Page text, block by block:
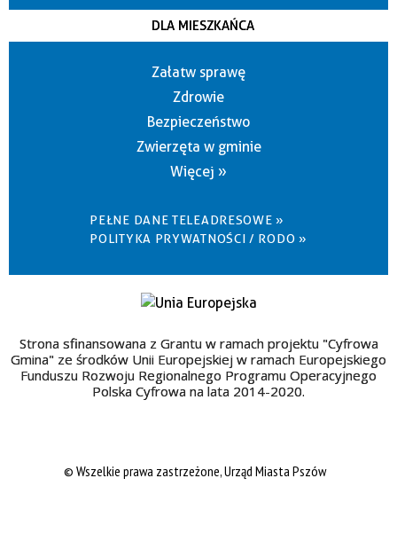
DLA MIESZKAŃCA
Załatw sprawę
Zdrowie
Bezpieczeństwo
Zwierzęta w gminie
Więcej »
PEŁNE DANE TELEADRESOWE »
POLITYKA PRYWATNOŚCI / RODO »
Strona sfinansowana z Grantu w ramach projektu "Cyfrowa
Gmina" ze środków Unii Europejskiej w ramach Europejskiego
Funduszu Rozwoju Regionalnego Programu Operacyjnego
Polska Cyfrowa na lata 2014-2020.
© Wszelkie prawa zastrzeżone, Urząd Miasta Pszów